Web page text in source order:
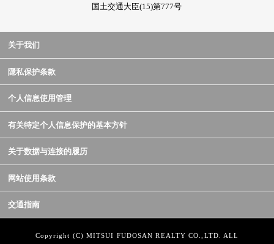
国土交通大臣(15)第777号
关于我们
隱私保护条款
个人信息使用管理
有关特定个人信息保护的基本方针
关于数据与连接的履历
网站使用条款
交通指南
Copyright (C) MITSUI FUDOSAN REALTY CO.,LTD. ALL